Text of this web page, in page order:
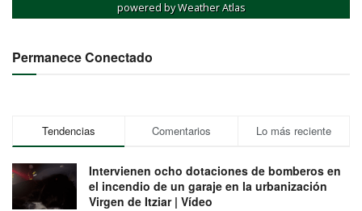
powered byWeather Atlas
Permanece Conectado
Tendencias Comentarios Lo más reciente
Intervienen ocho dotaciones de bomberos en
el incendio de un garaje en la urbanización
Virgen de Itziar | Vídeo